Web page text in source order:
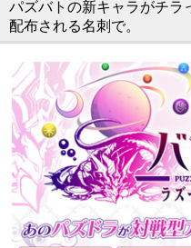
パズバトの新キャラがチラ
配布される名刺で。